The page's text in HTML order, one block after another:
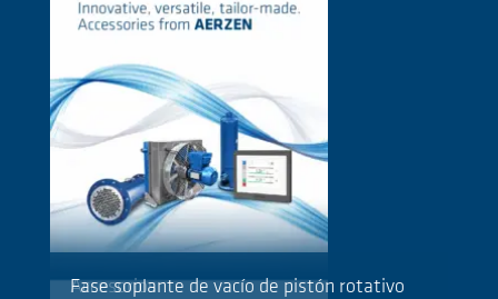
Accesorios
Fase soplante de vacío de pistón rotativo